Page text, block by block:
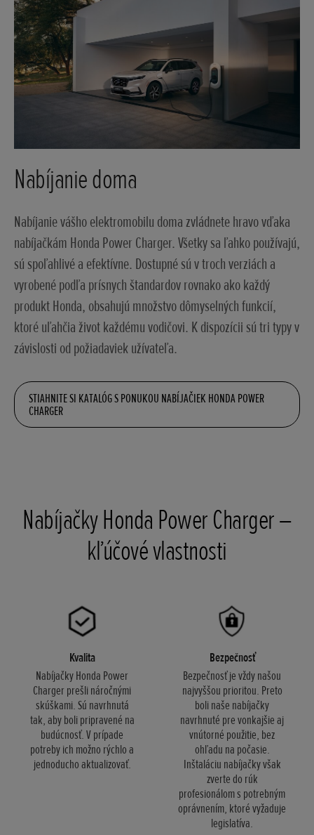
Nabíjanie doma
Nabíjanie vášho elektromobilu doma zvládnete hravo vďaka
nabíjačkám Honda Power Charger. Všetky sa ľahko používajú,
sú spoľahlivé a efektívne. Dostupné sú v troch verziách a
vyrobené podľa prísnych štandardov rovnako ako každý
produkt Honda, obsahujú množstvo dômyselných funkcií,
ktoré uľahčia život každému vodičovi. K dispozícii sú tri typy v
závislosti od požiadaviek užívateľa.
STIAHNITE SI KATALÓG S PONUKOU NABÍJAČIEK HONDA POWER
CHARGER
Nabíjačky Honda Power Charger –
kľúčové vlastnosti
Kvalita
Nabíjačky Honda Power
Charger prešli náročnými
skúškami. Sú navrhnutá
tak, aby boli pripravené na
budúcnosť. V prípade
potreby ich možno rýchlo a
jednoducho aktualizovať.
Bezpečnosť
Bezpečnosť je vždy našou
najvyššou prioritou. Preto
boli naše nabíjačky
navrhnuté pre vonkajšie aj
vnútorné použitie, bez
ohľadu na počasie.
Inštaláciu nabíjačky však
zverte do rúk
profesionálom s potrebným
oprávnením, ktoré vyžaduje
legislatíva.